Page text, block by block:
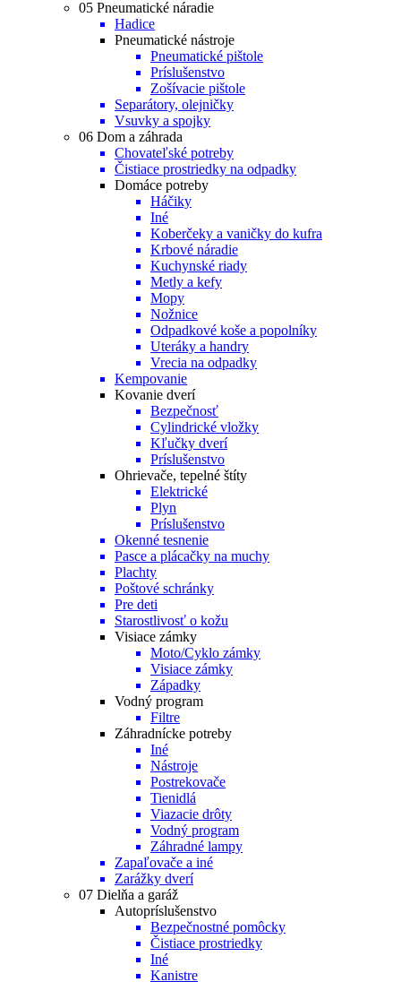
05 Pneumatické náradie
Hadice
Pneumatické nástroje
Pneumatické pištole
Príslušenstvo
Zošívacie pištole
Separátory, olejničky
Vsuvky a spojky
06 Dom a záhrada
Chovateľské potreby
Čistiace prostriedky na odpadky
Domáce potreby
Háčiky
Iné
Koberčeky a vaničky do kufra
Krbové náradie
Kuchynské riady
Metly a kefy
Mopy
Nožnice
Odpadkové koše a popolníky
Uteráky a handry
Vrecia na odpadky
Kempovanie
Kovanie dverí
Bezpečnosť
Cylindrické vložky
Kľučky dverí
Príslušenstvo
Ohrievače, tepelné štíty
Elektrické
Plyn
Príslušenstvo
Okenné tesnenie
Pasce a plácačky na muchy
Plachty
Poštové schránky
Pre deti
Starostlivosť o kožu
Visiace zámky
Moto/Cyklo zámky
Visiace zámky
Západky
Vodný program
Filtre
Záhradnícke potreby
Iné
Nástroje
Postrekovače
Tienidlá
Viazacie drôty
Vodný program
Záhradné lampy
Zapaľovače a iné
Zarážky dverí
07 Dielňa a garáž
Autopríslušenstvo
Bezpečnostné pomôcky
Čistiace prostriedky
Iné
Kanistre